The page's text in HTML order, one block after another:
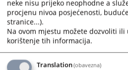
03.09.2021.
prva aplikacija ove vrste u Evropi!
07.05.2015.
Dokumentarac "KORUPCIJA" -
na borbu protiv korupcije
neke nisu prijeko neophodne a
procjenu nivoa posjećenosti,
stranice...).
Na ovom mjestu možete dozvoliti
korištenje tih informacija.
Translation(obavezna)